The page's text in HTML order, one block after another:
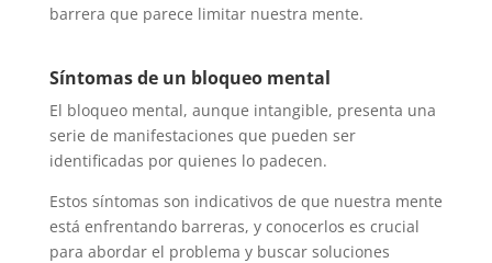
barrera que parece limitar nuestra mente.
Síntomas de un bloqueo mental
El bloqueo mental, aunque intangible, presenta una
serie de manifestaciones que pueden ser
identificadas por quienes lo padecen.
Estos síntomas son indicativos de que nuestra mente
está enfrentando barreras, y conocerlos es crucial
para abordar el problema y buscar soluciones